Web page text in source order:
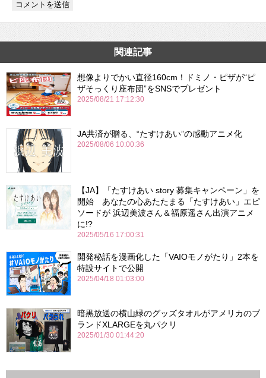
関連記事
想像よりでかい直径160cm！ドミノ・ピザが“ピ
ザそっくり座布団”をSNSでプレゼント
2025/08/21 17:12:30
JA共済が贈る、“たすけあい”の感動アニメ化
2025/08/06 10:00:36
【JA】「たすけあい story 募集キャンペーン」を
開始 あなたの心あたたまる「たすけあい」エピ
ソードが 浜辺美波さん＆福原遥さん出演アニメ
に!?
2025/05/16 17:00:31
開発秘話を漫画化した「VAIOモノがたり」2本を
特設サイトで公開
2025/04/18 01:03:00
暗黒放送の横山緑のグッズタオルがアメリカのブ
ランドXLARGEを丸パクリ
2025/01/30 01:44:20